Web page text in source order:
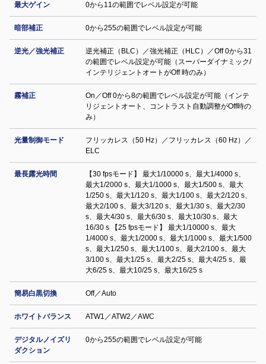
最大ゲイン 0から11の範囲でレベル設定が可能
暗部補正 0から255の範囲でレベル設定が可能
逆光／強光補正
逆光補正（BLC）／強光補正（HLC）／Off 0から31
の範囲でレベル設定が可能（スーパーダイナミック/
インテリジェントオートがOff 時のみ）
霧補正
On／Off 0から8の範囲でレベル設定が可能（インテ
リジェントオート、コントラスト自動調整がOff時の
み）
光量制御モード
フリッカレス（50 Hz）／フリッカレス（60 Hz）／
ELC
最長露光時間
【30 fpsモード】 最大1/10000 s、最大1/4000 s、
最大1/2000 s、最大1/1000 s、最大1/500 s、最大
1/250 s、最大1/120 s、最大1/100 s、最大2/120 s、
最大2/100 s、最大3/120 s、最大1/30 s、最大2/30
s、最大4/30 s、最大6/30 s、最大10/30 s、最大
16/30 s 【25 fpsモード】 最大1/10000 s、最大
1/4000 s、最大1/2000 s、最大1/1000 s、最大1/500
s、最大1/250 s、最大1/100 s、最大2/100 s、最大
3/100 s、最大1/25 s、最大2/25 s、最大4/25 s、最
大6/25 s、最大10/25 s、最大16/25 s
簡易白黒切換 Off／Auto
ホワイトバランス ATW1／ATW2／AWC
デジタルノイズリ
ダクション
0から255の範囲でレベル設定が可能